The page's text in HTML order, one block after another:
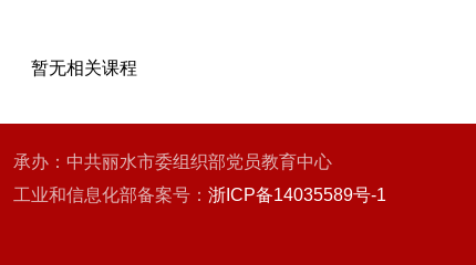
暂无相关课程
办：中共丽水市委组织部党员教育中心
业和信息化部备案号： 浙ICP备14035589号-1